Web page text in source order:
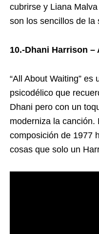
cubrirse y Liana
son los sencillos de la
10.-Dhani Harrison –
“All About Waiting”
psicodélico que
Dhani pero con un
moderniza la
composición de 1977
cosas que solo un